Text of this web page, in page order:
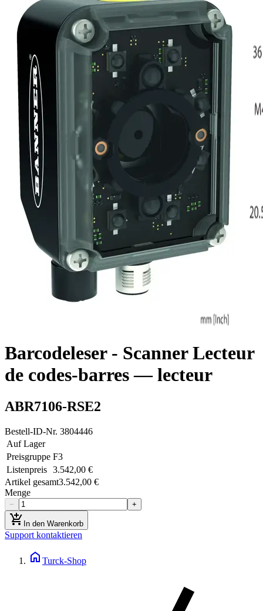
Barcodeleser - Scanner Lecteur
de codes-barres — lecteur
ABR7106-RSE2
Bestell-ID-Nr. 3804446
Auf Lager
Preisgruppe F3
Listenpreis 3.542,00 €
Artikel gesamt3.542,00 €
Menge
− +
add_shopping_cart In den Warenkorb
Support kontaktieren
home Turck-Shop